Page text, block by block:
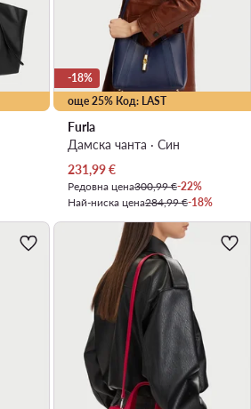
още 25% Код: LAST
-18%
Furla
Дамска чанта · Син
Актуална цена
231,99€
Редовна цена300,99 €-22%
Най-ниска цена284,99 €-18%